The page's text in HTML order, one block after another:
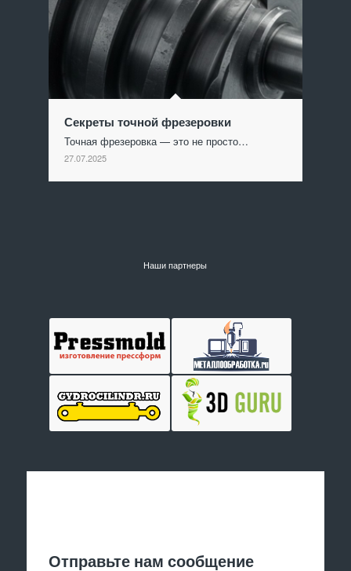
Секреты точной фрезеровки
Точная фрезеровка — это не просто…
27.07.2025
Наши партнеры
Отправьте нам сообщение